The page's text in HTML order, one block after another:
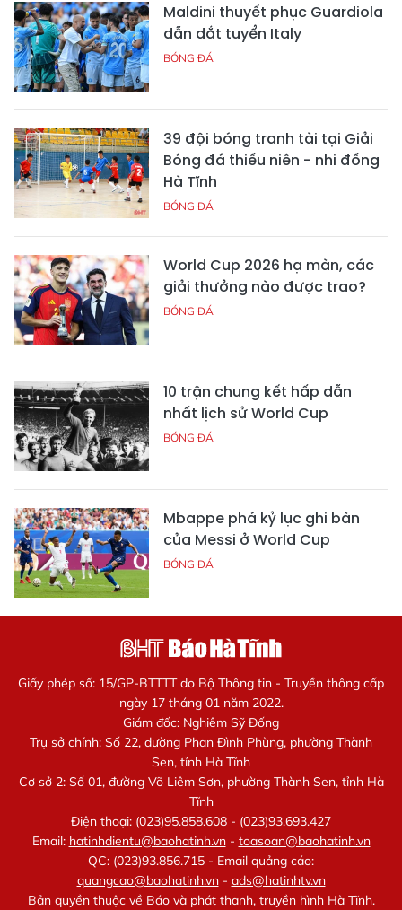
Maldini thuyết phục Guardiola
dẫn dắt tuyển Italy
BÓNG ĐÁ
39 đội bóng tranh tài tại Giải
Bóng đá thiếu niên - nhi đồng
Hà Tĩnh
BÓNG ĐÁ
World Cup 2026 hạ màn, các
giải thưởng nào được trao?
BÓNG ĐÁ
10 trận chung kết hấp dẫn
nhất lịch sử World Cup
BÓNG ĐÁ
Mbappe phá kỷ lục ghi bàn
của Messi ở World Cup
BÓNG ĐÁ
Giấy phép số: 15/GP-BTTTT do Bộ Thông tin - Truyền thông cấp
ngày 17 tháng 01 năm 2022.
Giám đốc: Nghiêm Sỹ Đống
Trụ sở chính: Số 22, đường Phan Đình Phùng, phường Thành
Sen, tỉnh Hà Tĩnh
Cơ sở 2: Số 01, đường Võ Liêm Sơn, phường Thành Sen, tỉnh Hà
Tĩnh
Điện thoại: (023)95.858.608 - (023)93.693.427
Email: hatinhdientu@baohatinh.vn- toasoan@baohatinh.vn
QC: (023)93.856.715 - Email quảng cáo:
quangcao@baohatinh.vn- ads@hatinhtv.vn
Bản quyền thuộc về Báo và phát thanh, truyền hình Hà Tĩnh.